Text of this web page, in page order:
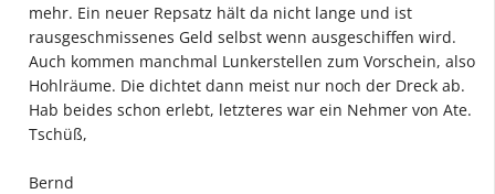
mehr. Ein neuer Repsatz hält da nicht lange und ist
rausgeschmissenes Geld selbst wenn ausgeschiffen wird.
Auch kommen manchmal Lunkerstellen zum Vorschein, also
Hohlräume. Die dichtet dann meist nur noch der Dreck ab.
Hab beides schon erlebt, letzteres war ein Nehmer von Ate.
Tschüß,
Bernd